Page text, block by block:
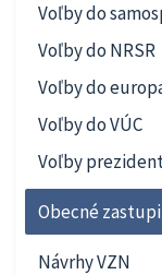
Voľby do
Voľby do NRSR
Voľby do
Voľby do VÚC
Voľby
Obecné
Návrhy VZN